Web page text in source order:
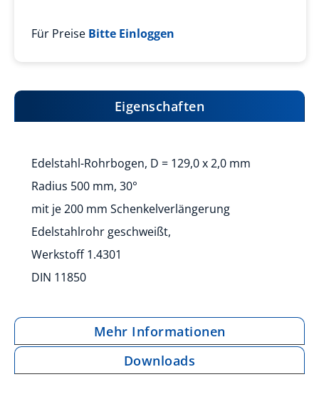
Für Preise Bitte Einloggen
Eigenschaften
Edelstahl-Rohrbogen, D = 129,0 x 2,0 mm
Radius 500 mm, 30°
mit je 200 mm Schenkelverlängerung
Edelstahlrohr geschweißt,
Werkstoff 1.4301
DIN 11850
Mehr Informationen
Downloads